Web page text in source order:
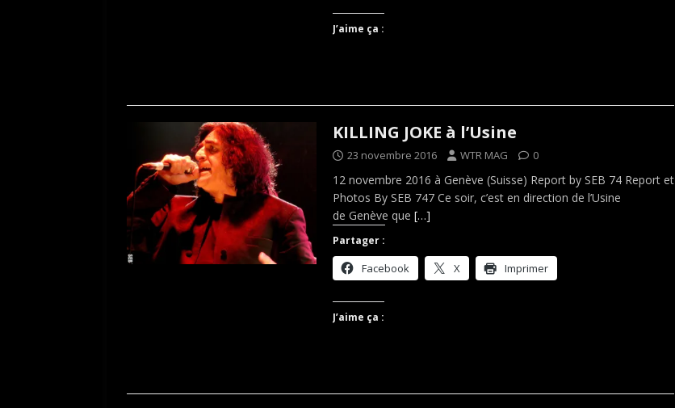
J’aime ça :
KILLING JOKE à l’Usine
23 novembre 2016 WTR MAG 0
12 novembre 2016 à Genève (Suisse) Report by SEB 74 Report et
Photos By SEB 747 Ce soir, c’est en direction de l’Usine
de Genève que […]
Partager :
Facebook X Imprimer
J’aime ça :